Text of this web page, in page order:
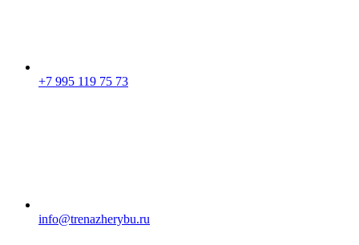
+7 995 119 75 73
info@trenazherybu.ru